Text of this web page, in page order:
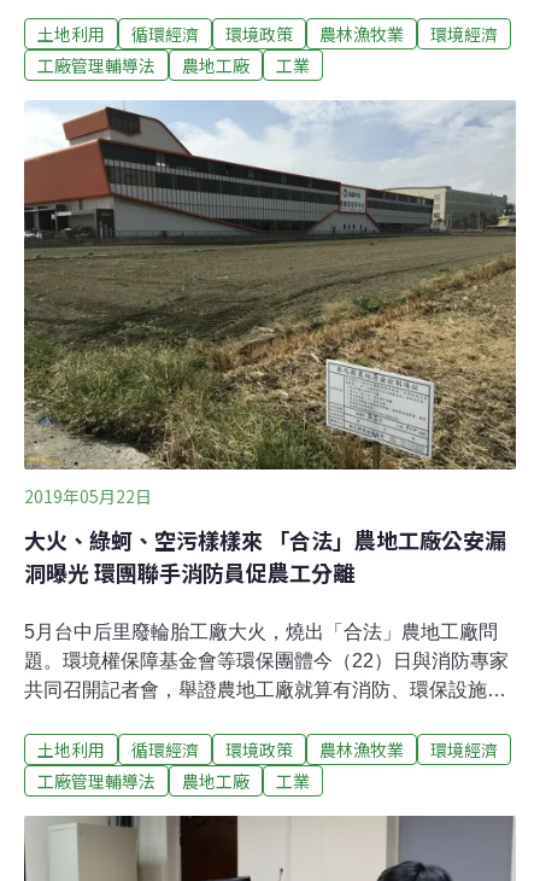
買賣，與日前林岱樺提出解除限制大餅不同，不過林與多
位立委均到場聲援業者。「你們立法來搶我們的土地」，
法將讓工廠永留農地。除了要求《工廠管理輔導法》務必
納入輔導期限，環團也批，修法讓工廠合法化後可以買
賣，炒作潮再度興起，將讓工廠繼續往其它農地流竄，無
法解決農地工廠問題。
土地利用 循環經濟 環境政策 農林漁牧業
環境經濟
工廠管理輔導法
農地工廠 工業
2019年05月22日
大火、綠蚵、空污樣樣來 「合法」農地工廠公安漏
洞曝光 環團聯手消防員促農工分離
5月台中后里廢輪胎工廠大火，燒出「合法」農地工廠問
題。環境權保障基金會等環保團體今（22）日與消防專家
共同召開記者會，舉證農地工廠就算有消防、環保設施，
公安。除了公安問題，環團也現剖被污染的石蚵、並拿出
農地工廠「榮成紙廠」上百筆的裁罰紀錄，呼籲修法中的
工廠在農地「就地合法」，只有農工分離，才有真正的公
安與環安。建物、道路、整體規劃通通不及格 光靠消防設
土地利用 循環經濟 環境政策 農林漁牧業
環境經濟
工廠管理輔導法
農地工廠 工業